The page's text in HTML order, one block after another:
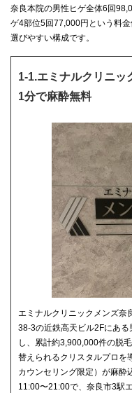
奈良本院の男性ヒゲ全体6回
ゲ4部位5回77,000円という料
選びやすい構成です。
1-1.エミナルクリニッ
1分で麻酔無料
エミナルクリニックメンズ奈
38-3の近鉄高天ビル2Fにあ
し、累計約3,900,000件の脱
替えられるクリスタルプロを
カウンセリング限定）が麻酔
11:00〜21:00で、奈良市3駅